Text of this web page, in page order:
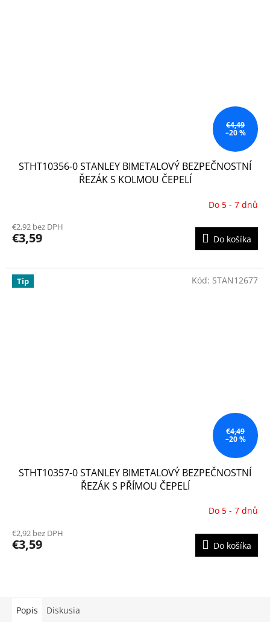
€4,49
–20 %
STHT10356-0 STANLEY BIMETALOVÝ BEZPEČNOSTNÍ
ŘEZÁK S KOLMOU ČEPELÍ
Do 5 - 7 dnů
€2,92 bez DPH
€3,59 Do košíka
Tip
€4,49
–20 %
STHT10357-0 STANLEY BIMETALOVÝ BEZPEČNOSTNÍ
ŘEZÁK S PŘÍMOU ČEPELÍ
Do 5 - 7 dnů
€2,92 bez DPH
€3,59 Do košíka
Kód: STAN12677
Popis Diskusia